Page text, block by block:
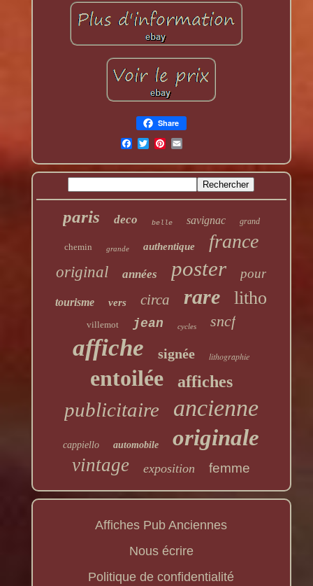
Share
paris deco belle savignac grand
chemin grande authentique france
original années poster pour
tourisme vers circa rare litho
villemot jean cycles sncf
affiche signée lithographie
entoilée affiches
publicitaire ancienne
cappiello automobile originale
vintage exposition femme
Affiches Pub Anciennes
Nous écrire
Politique de confidentialité